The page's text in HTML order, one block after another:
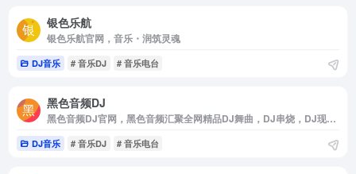
银色乐航
银色乐航官网，音乐・润筑灵魂
DJ音乐 # 音乐DJ # 音乐电台
黑色音频DJ
黑色音频DJ官网，黑色音频汇聚全网精品DJ舞曲，DJ串烧，DJ现场，DJ慢摇，电音，3D环绕，更新速度快，种类全，音质好，优秀的DJ团队引领DJ潮流，享受高品质DJ听觉盛宴一切尽在黑色音频DJ
DJ音乐 # 音乐DJ # 音乐电台